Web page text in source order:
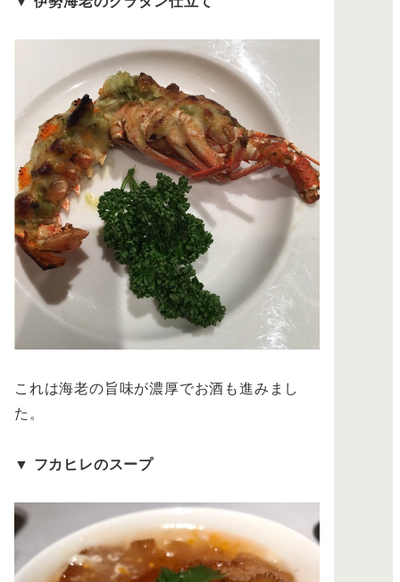
これは海老の旨味が濃厚でお酒も進みまし
た。
▼ フカヒレのスープ